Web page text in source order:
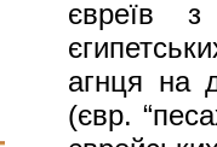
євреїв
агнця на
(євр.